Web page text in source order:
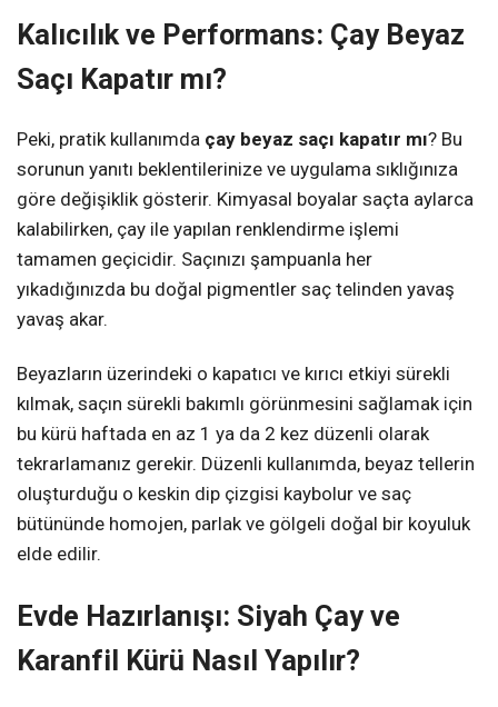
Kalıcılık ve Performans: Çay Beyaz
Saçı Kapatır mı?
Peki, pratik kullanımda çay beyaz saçı kapatır mı? Bu
sorunun yanıtı beklentilerinize ve uygulama sıklığınıza
göre değişiklik gösterir. Kimyasal boyalar saçta aylarca
kalabilirken, çay ile yapılan renklendirme işlemi
tamamen geçicidir. Saçınızı şampuanla her
yıkadığınızda bu doğal pigmentler saç telinden yavaş
yavaş akar.
Beyazların üzerindeki o kapatıcı ve kırıcı etkiyi sürekli
kılmak, saçın sürekli bakımlı görünmesini sağlamak için
bu kürü haftada en az 1 ya da 2 kez düzenli olarak
tekrarlamanız gerekir. Düzenli kullanımda, beyaz tellerin
oluşturduğu o keskin dip çizgisi kaybolur ve saç
bütününde homojen, parlak ve gölgeli doğal bir koyuluk
elde edilir.
Evde Hazırlanışı: Siyah Çay ve
Karanfil Kürü Nasıl Yapılır?